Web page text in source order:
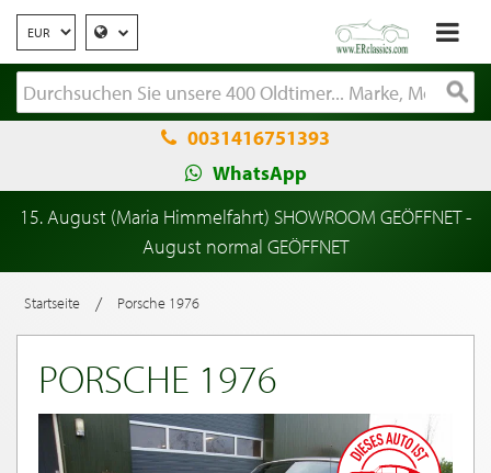
0031416751393
WhatsApp
15. August (Maria Himmelfahrt) SHOWROOM GEÖFFNET -
August normal GEÖFFNET
Startseite / Porsche 1976
PORSCHE 1976